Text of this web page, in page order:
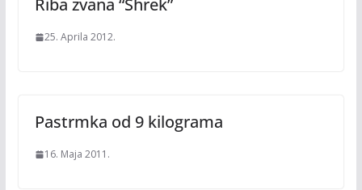
Riba zvana “Shrek”
25. Aprila 2012.
Pastrmka od 9 kilograma
16. Maja 2011.